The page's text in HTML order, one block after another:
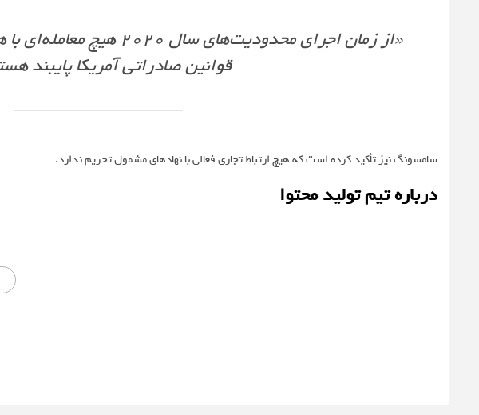
«از زمان اجرای محدودیت‌های
قوانین صادراتی آمریکا پایبند
سامسونگ نیز تأکید کرده است که هیچ ارتباط تجاری فعالی با نهادهای مشمول تحریم ندارد.
درباره تیم تولید محتوا